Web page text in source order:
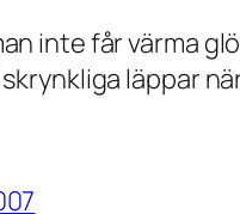
inte får värma
läppar